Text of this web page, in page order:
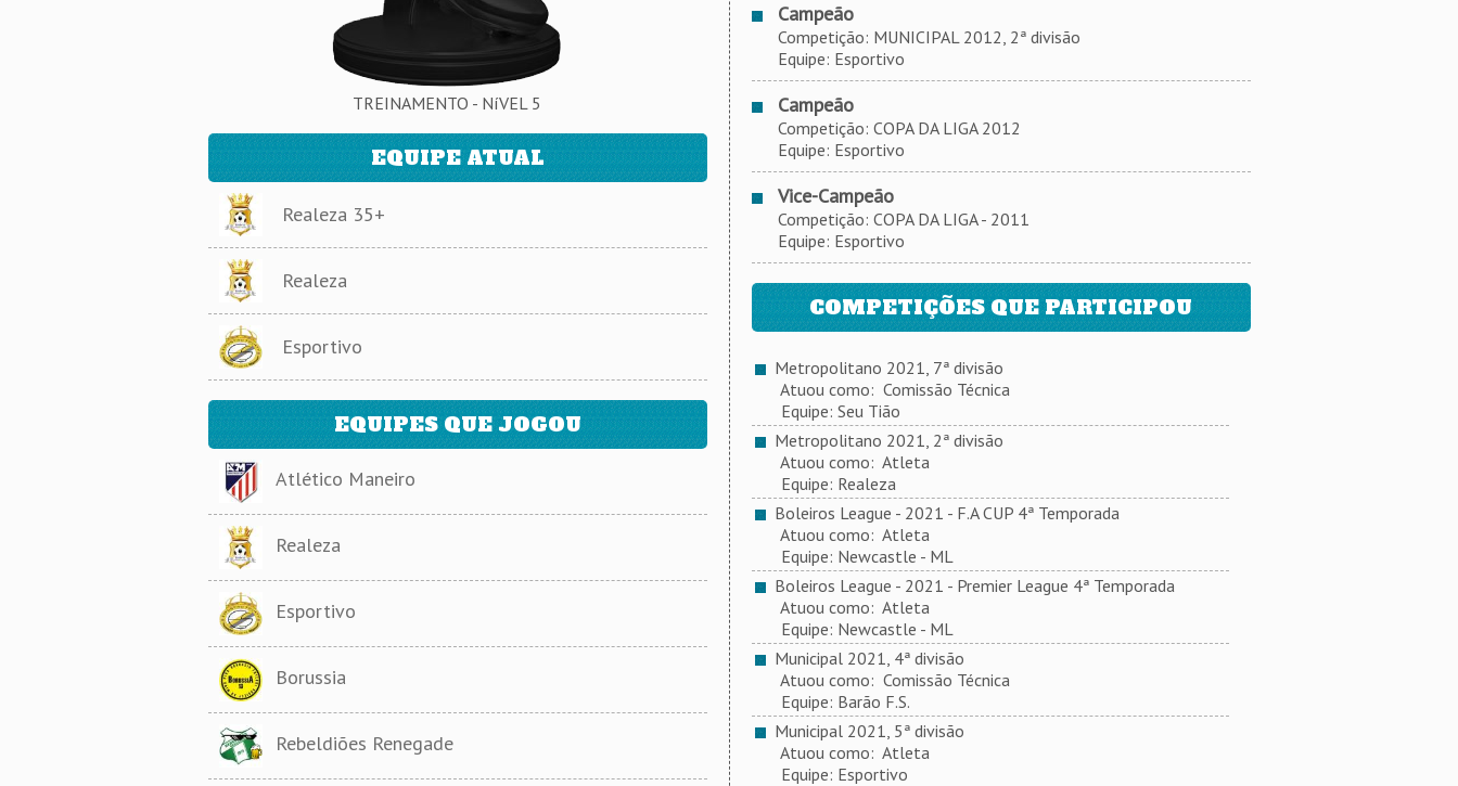
TREINAMENTO - NíVEL 5
EQUIPE ATUAL
Realeza 35+
Realeza
Esportivo
EQUIPES QUE JOGOU
Atlético Maneiro
Realeza
Esportivo
Borussia
Rebeldiões Renegade
Campeão
Competição: MUNICIPAL 2012, 2ª divisão
Equipe: Esportivo
Campeão
Competição: COPA DA LIGA 2012
Equipe: Esportivo
Vice-Campeão
Competição: COPA DA LIGA - 2011
Equipe: Esportivo
COMPETIÇÕES QUE PARTICIPOU
Metropolitano 2021, 7ª divisão
Atuou como: Comissão Técnica
Equipe: Seu Tião
Metropolitano 2021, 2ª divisão
Atuou como: Atleta
Equipe: Realeza
Boleiros League - 2021 - F.A CUP 4ª Temporada
Atuou como: Atleta
Equipe: Newcastle - ML
Boleiros League - 2021 - Premier League 4ª Temporada
Atuou como: Atleta
Equipe: Newcastle - ML
Municipal 2021, 4ª divisão
Atuou como: Comissão Técnica
Equipe: Barão F.S.
Municipal 2021, 5ª divisão
Atuou como: Atleta
Equipe: Esportivo